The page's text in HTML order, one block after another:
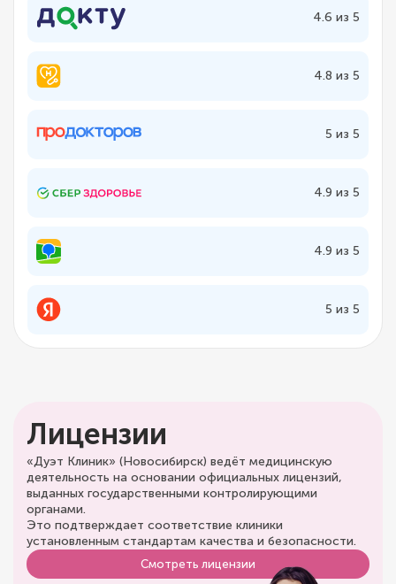
4.6 из 5
4.8 из 5
5 из 5
4.9 из 5
4.9 из 5
5 из 5
Лицензии
«Дуэт Клиник» (Новосибирск) ведёт медицинскую
деятельность на основании официальных лицензий,
выданных государственными контролирующими
органами.
Это подтверждает соответствие клиники
установленным стандартам качества и безопасности.
Смотреть лицензии